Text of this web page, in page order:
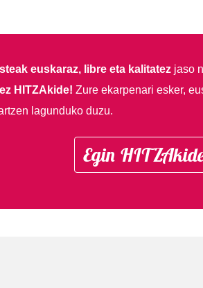
euskaraz, libre eta kalitatezjaso
HITZAkide! Zure ekarpenari esker,
lagunduko duzu.
Egin